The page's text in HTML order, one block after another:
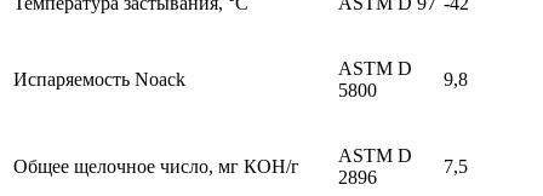
Испаряемость Noack
ASTM D
5800
9,8
Общее щелочное число, мг КОН/г
ASTM D
2896
7,5